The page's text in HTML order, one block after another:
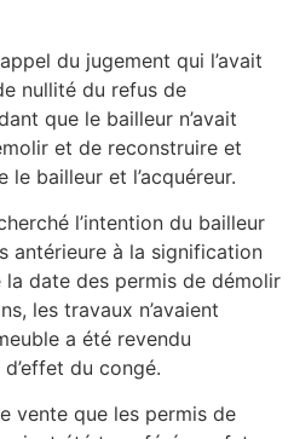
du jugement qui l’avait
nullité du refus de
que le bailleur n’avait
et de reconstruire et
le bailleur et l’acquéreur.
l’intention du bailleur
antérieure à la signification
date des permis de démolir
les travaux n’avaient
a été revendu
du congé.
vente que les permis de